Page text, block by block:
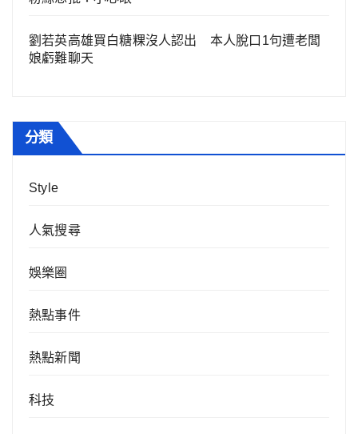
劉若英高雄買白糖粿沒人認出 本人脫口1句遭老闆
娘虧難聊天
分類
Style
人氣搜尋
娛樂圈
熱點事件
熱點新聞
科技